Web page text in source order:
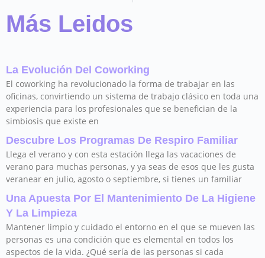
Más Leidos
La Evolución Del Coworking
El coworking ha revolucionado la forma de trabajar en las
oficinas, convirtiendo un sistema de trabajo clásico en toda una
experiencia para los profesionales que se benefician de la
simbiosis que existe en
Descubre Los Programas De Respiro Familiar
Llega el verano y con esta estación llega las vacaciones de
verano para muchas personas, y ya seas de esos que les gusta
veranear en julio, agosto o septiembre, si tienes un familiar
Una Apuesta Por El Mantenimiento De La Higiene
Y La Limpieza
Mantener limpio y cuidado el entorno en el que se mueven las
personas es una condición que es elemental en todos los
aspectos de la vida. ¿Qué sería de las personas si cada